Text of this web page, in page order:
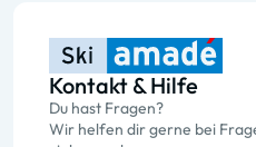
Kontakt & Hilfe
Du hast Fragen?
Wir helfen dir gerne bei